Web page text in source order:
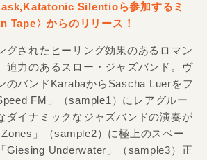
Silentioら参加するミ
Tape〉からのリリース！
グされたヒーリング効果のあるロマン
迫力のあるスロー・ジャズバンド。ヴ
のバンドKarabaからSascha Luerをフ
FM」（sample1）にレアグルー
ダイナミックなジャズバンドの演奏が
」（sample2）に極上のスペー
Giesing Underwater」（sample3）正